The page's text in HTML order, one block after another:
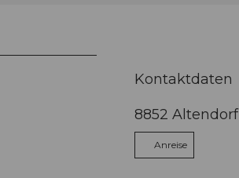
Kontaktdaten
8852 Altendorf
Anreise